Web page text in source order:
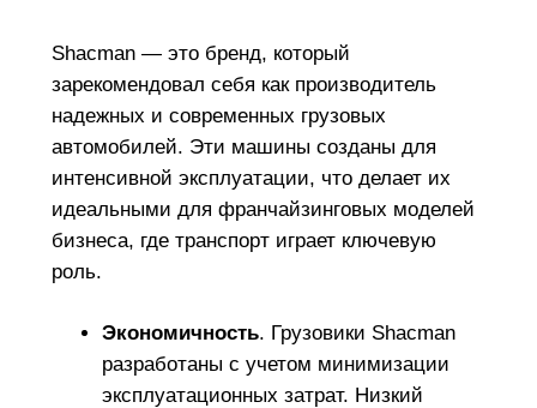
Shacman — это бренд, который
зарекомендовал себя как производитель
надежных и современных грузовых
автомобилей. Эти машины созданы для
интенсивной эксплуатации, что делает их
идеальными для франчайзинговых моделей
бизнеса, где транспорт играет ключевую
роль.
Экономичность. Грузовики Shacman
разработаны с учетом минимизации
эксплуатационных затрат. Низкий